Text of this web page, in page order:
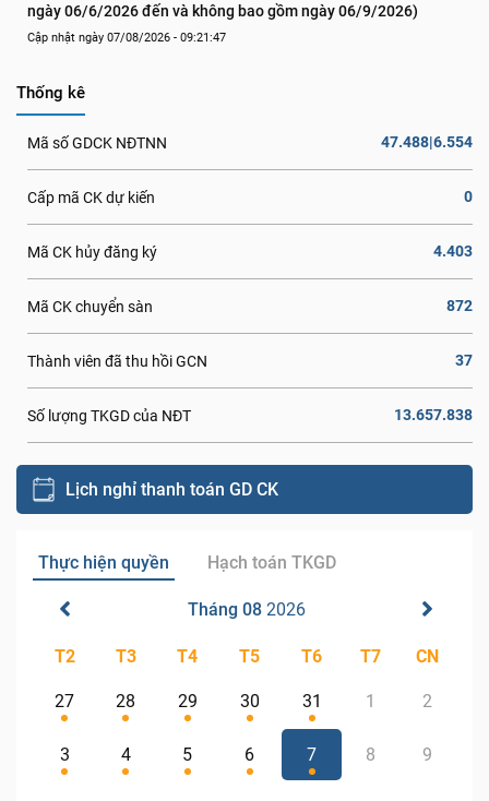
ngày 06/6/2026 đến và không bao gồm ngày 06/9/2026)
Cập nhật ngày 07/08/2026 - 09:21:47
Thống kê
Mã số GDCK NĐTNN 47.488|6.554
Cấp mã CK dự kiến 0
Mã CK hủy đăng ký 4.403
Mã CK chuyển sàn 872
Thành viên đã thu hồi GCN 37
Số lượng TKGD của NĐT 13.657.838
Lịch nghỉ thanh toán GD CK
Thực hiện quyền Hạch toán TKGD
Tháng 08 2026
T2 T3 T4 T5 T6 T7 CN
27 28 29 30 31 1 2
3 4 5 6 7 8 9